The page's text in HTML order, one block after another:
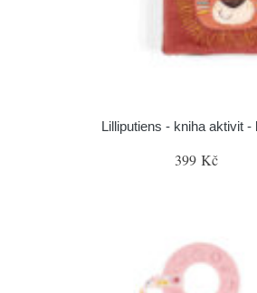
Lilliputiens - kniha aktivit -
399 Kč